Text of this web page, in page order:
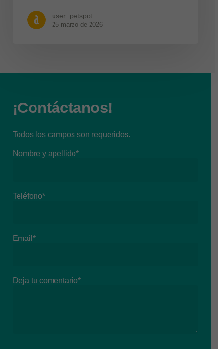
user_petspot
25 marzo de 2026
¡Contáctanos!
Todos los campos son requeridos.
Nombre y apellido*
Teléfono*
Email*
Deja tu comentario*